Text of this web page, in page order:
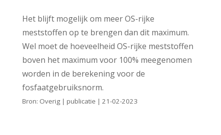
Het blijft mogelijk om meer OS-rijke
meststoffen op te brengen dan dit maximum.
Wel moet de hoeveelheid OS-rijke meststoffen
boven het maximum voor 100% meegenomen
worden in de berekening voor de
fosfaatgebruiksnorm.
Bron: Overig | publicatie | 21-02-2023